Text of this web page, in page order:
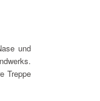
und
Treppe